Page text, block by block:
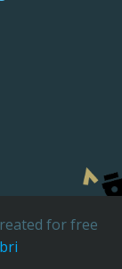
for free